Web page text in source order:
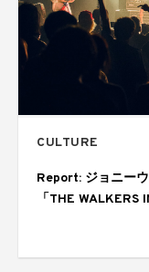
CULTURE
Report: ジョニー
「THE